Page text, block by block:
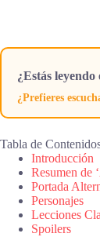
¿Estás
¿Prefieres
Tabla de
Introducción
Resumen de
Portada
Personajes
Lecciones
Spoilers